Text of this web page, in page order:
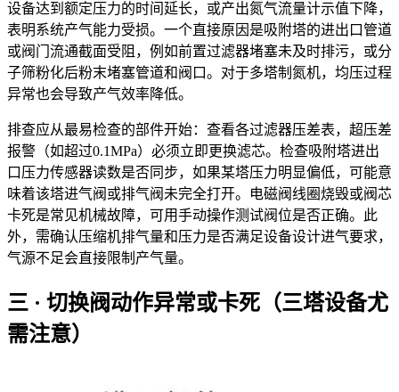
设备达到额定压力的时间延长，或产出氮气流量计示值下降，
表明系统产气能力受损。一个直接原因是吸附塔的进出口管道
或阀门流通截面受阻，例如前置过滤器堵塞未及时排污，或分
子筛粉化后粉末堵塞管道和阀口。对于多塔制氮机，均压过程
异常也会导致产气效率降低。
排查应从最易检查的部件开始：查看各过滤器压差表，超压差
报警（如超过0.1MPa）必须立即更换滤芯。检查吸附塔进出
口压力传感器读数是否同步，如果某塔压力明显偏低，可能意
味着该塔进气阀或排气阀未完全打开。电磁阀线圈烧毁或阀芯
卡死是常见机械故障，可用手动操作测试阀位是否正确。此
外，需确认压缩机排气量和压力是否满足设备设计进气要求，
气源不足会直接限制产气量。
三 · 切换阀动作异常或卡死（三塔设备尤
需注意）